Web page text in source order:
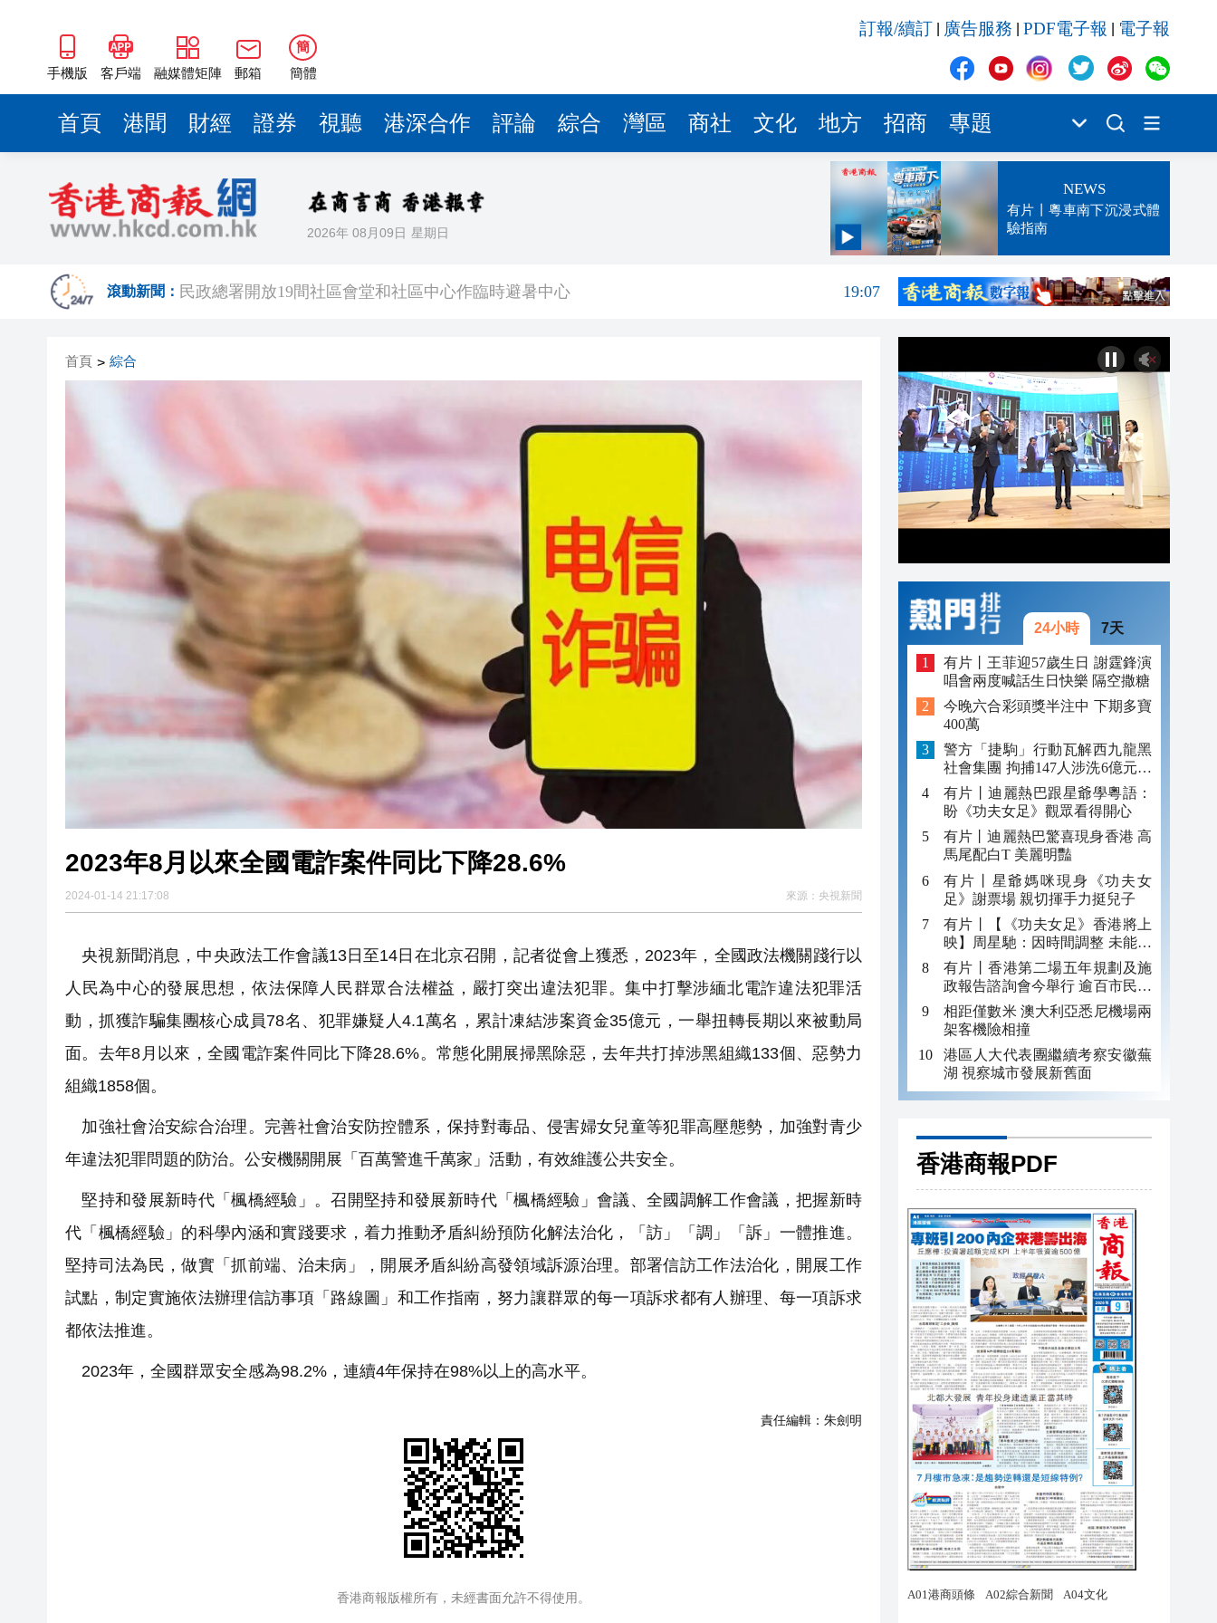
手機版 客戶端 融媒體矩陣 郵箱
簡
簡體
訂報/續訂 廣告服務 PDF電子報 電子報
首頁 港聞 財經 證券 視聽 港深合作 評論 綜合 灣區 商社 文化 地方 招商 專題
2026年 08月09日 星期日
NEWS
有片丨粵車南下沉浸式體
驗指南
滾動新聞：
調查發現港漂「越住越愛港」 居住3至5年留港意願飆升至92%
18:25
颱風「白海豚」在浙江台州玉環沿海登陸 中心附近最大風力14級
【市場慧眼】宇樹IPO點燃重估 首程控股投資吸引力持續提升
【商報評論】福州行 讀懂中國文旅升級之道——從文化根基到全球大市場 香港為何是那個
「關鍵變量」？
泰國國家旅遊局：高度重視中國遊客旅遊體驗 將完善產品和服務
首頁 > 綜合
2023年8月以來全國電詐案件同比下降28.6%
2024-01-14 21:17:08 來源： 央視新聞
央視新聞消息，中央政法工作會議13日至14日在北京召開，記者從會上獲悉，2023年，全國政法機關踐行以
人民為中心的發展思想，依法保障人民群眾合法權益，嚴打突出違法犯罪。集中打擊涉緬北電詐違法犯罪活
動，抓獲詐騙集團核心成員78名、犯罪嫌疑人4.1萬名，累計凍結涉案資金35億元，一舉扭轉長期以來被動局
面。去年8月以來，全國電詐案件同比下降28.6%。常態化開展掃黑除惡，去年共打掉涉黑組織133個、惡勢力
組織1858個。
加強社會治安綜合治理。完善社會治安防控體系，保持對毒品、侵害婦女兒童等犯罪高壓態勢，加強對青少
年違法犯罪問題的防治。公安機關開展「百萬警進千萬家」活動，有效維護公共安全。
堅持和發展新時代「楓橋經驗」。召開堅持和發展新時代「楓橋經驗」會議、全國調解工作會議，把握新時
代「楓橋經驗」的科學內涵和實踐要求，着力推動矛盾糾紛預防化解法治化，「訪」「調」「訴」一體推進。
堅持司法為民，做實「抓前端、治未病」，開展矛盾糾紛高發領域訴源治理。部署信訪工作法治化，開展工作
試點，制定實施依法辦理信訪事項「路線圖」和工作指南，努力讓群眾的每一項訴求都有人辦理、每一項訴求
都依法推進。
2023年，全國群眾安全感為98.2%，連續4年保持在98%以上的高水平。
責任編輯： 朱劍明
香港商報版權所有，未經書面允許不得使用。
24小時 7天
有片丨王菲迎57歲生日 謝霆鋒演
唱會兩度喊話生日快樂 隔空撒糖
今晚六合彩頭獎半注中 下期多寶
400萬
警方「捷駒」行動瓦解西九龍黑
社會集團 拘捕147人涉洗6億元黑
錢
有片丨迪麗熱巴跟星爺學粵語：
盼《功夫女足》觀眾看得開心
有片丨迪麗熱巴驚喜現身香港 高
馬尾配白T 美麗明豔
有片丨星爺媽咪現身《功夫女
足》謝票場 親切揮手力挺兒子
有片丨【《功夫女足》香港將上
映】周星馳：因時間調整 未能製
作粵語版 對此深表遺憾
有片丨香港第二場五年規劃及施
政報告諮詢會今舉行 逾百市民出
席
相距僅數米 澳大利亞悉尼機場兩
架客機險相撞
港區人大代表團繼續考察安徽蕪
湖 視察城市發展新舊面
香港商報PDF